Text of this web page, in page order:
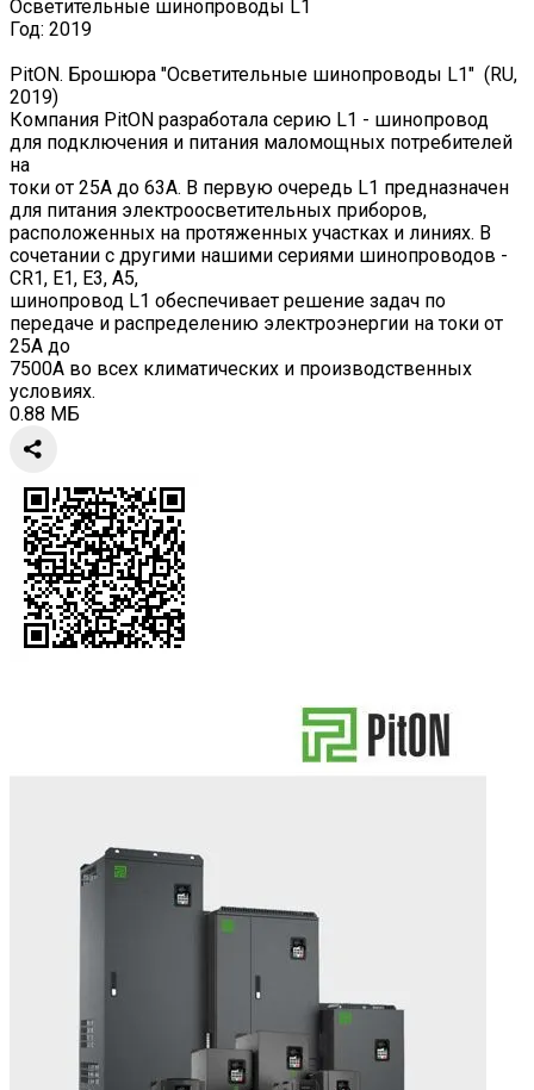
Осветительные шинопроводы L1
Год: 2019
PitON. Брошюра "Осветительные шинопроводы L1" (RU,
2019)
Компания PitON разработала серию L1 - шинопровод
для подключения и питания маломощных потребителей
на
токи от 25А до 63А. В первую очередь L1 предназначен
для питания электроосветительных приборов,
расположенных на протяженных участках и линиях. В
сочетании с другими нашими сериями шинопроводов -
CR1, E1, E3, A5,
шинопровод L1 обеспечивает решение задач по
передаче и распределению электроэнергии на токи от
25А до
7500А во всех климатических и производственных
условиях.
0.88 МБ